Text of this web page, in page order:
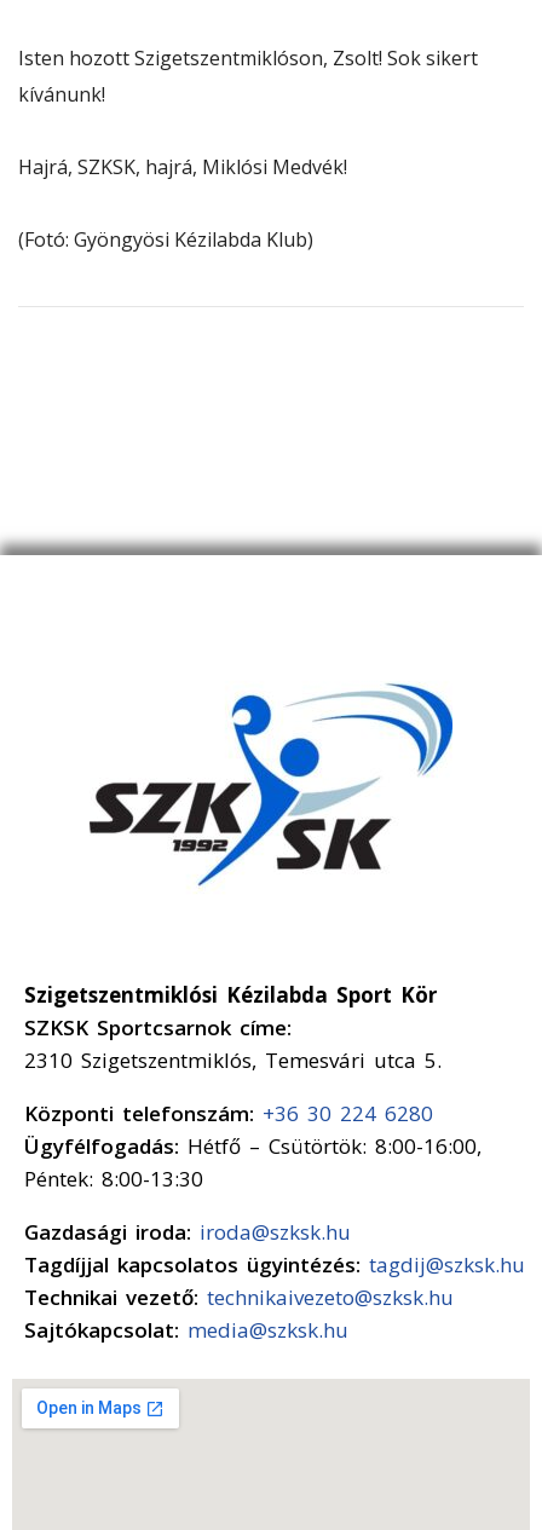
Isten hozott Szigetszentmiklóson, Zsolt! Sok sikert
kívánunk!
Hajrá, SZKSK, hajrá, Miklósi Medvék!
(Fotó: Gyöngyösi Kézilabda Klub)
Szigetszentmiklósi Kézilabda Sport Kör
SZKSK Sportcsarnok címe:
2310 Szigetszentmiklós, Temesvári utca 5.
Központi telefonszám: +36 30 224 6280
Ügyfélfogadás: Hétfő – Csütörtök: 8:00-16:00,
Péntek: 8:00-13:30
Gazdasági iroda: iroda@szksk.hu
Tagdíjjal kapcsolatos ügyintézés: tagdij@szksk.hu
Technikai vezető: technikaivezeto@szksk.hu
Sajtókapcsolat: media@szksk.hu